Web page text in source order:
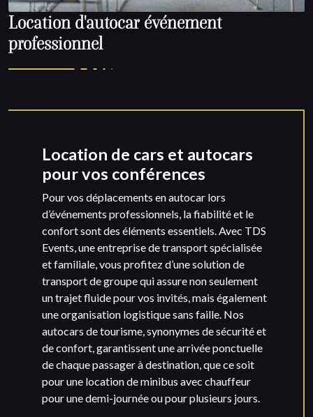
Location d'autocar événement
professionnel
Location de cars et autocars
pour vos conférences
Pour vos déplacements en autocar lors
d’événements professionnels, la fiabilité et le
confort sont des éléments essentiels. Avec TDS
Events, une entreprise de transport spécialisée
et familiale, vous profitez d’une solution de
transport de groupe qui assure non seulement
un trajet fluide pour vos invités, mais également
une organisation logistique sans faille. Nos
autocars de tourisme, synonymes de sécurité et
de confort, garantissent une arrivée ponctuelle
de chaque passager à destination, que ce soit
pour une location de minibus avec chauffeur
pour une demi-journée ou pour plusieurs jours.